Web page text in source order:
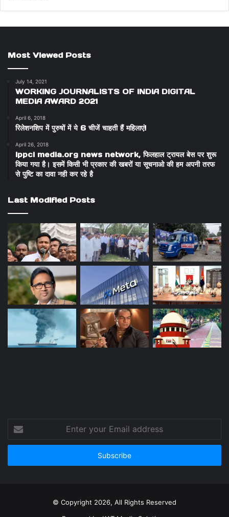
Most Viewed Posts
July 14, 2021
WORKING JOURNALISTS OF INDIA DIGITAL
MEDIA AWARD 2021
April 6, 2018
रिलेशनशिप में पुरुषों में ये 6 चीजें चाहती हैं महिलाएं!
April 26, 2018
ippci media.org news network, फिलहाल ट्रायल बेस पर शुरू
किया गया है। इसमें किसी भी प्रकार की खबरों या सूचनाओ की हम अपनी तरफ
से पुष्टि का दावा नही कर रहे है
Last Modified Posts
your
Email
© Copyright 2026, All Rights Reserved